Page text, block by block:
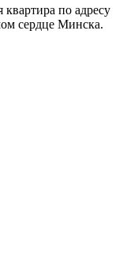
по адресу
сердце Минска.